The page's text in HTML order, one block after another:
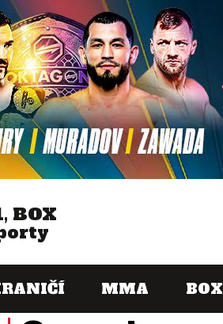
BOX
MMA BOX